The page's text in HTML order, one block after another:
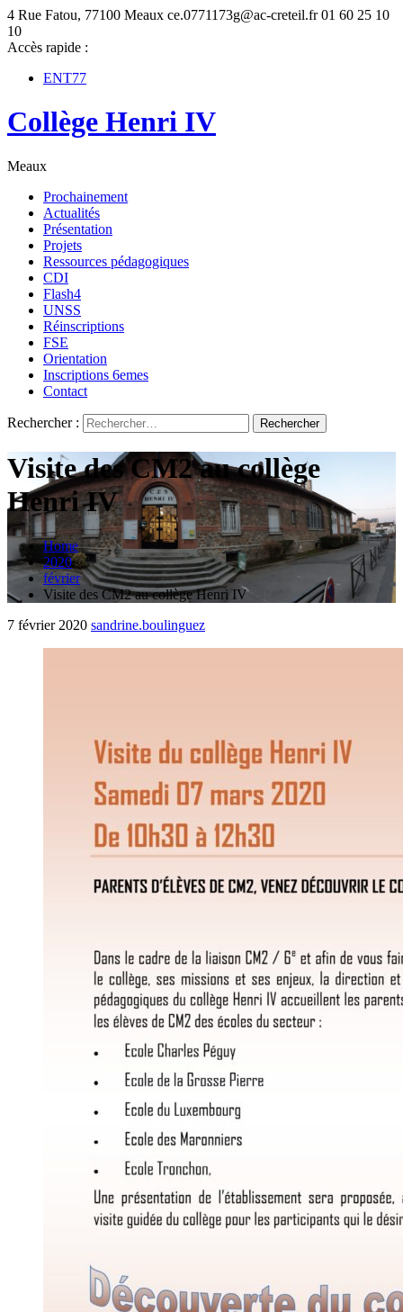
4 Rue Fatou, 77100 Meaux ce.0771173g@ac-creteil.fr 01 60 25 10
10
Accès rapide :
ENT77
Collège Henri IV
Meaux
Prochainement
Actualités
Présentation
Projets
Ressources pédagogiques
CDI
Flash4
UNSS
Réinscriptions
FSE
Orientation
Inscriptions 6emes
Contact
Rechercher :
Visite des CM2 au collège
Henri IV
Home
2020
février
Visite des CM2 au collège Henri IV
7 février 2020 sandrine.boulinguez